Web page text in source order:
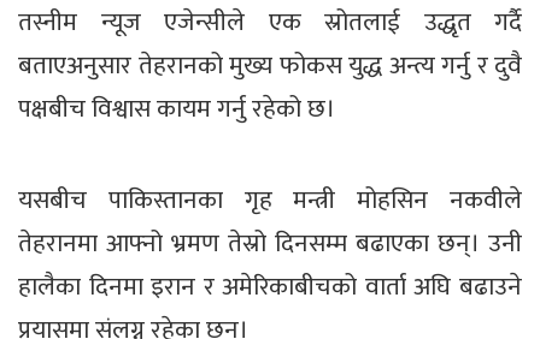
तस्नीम न्यूज एजेन्सीले एक स्रोतलाई उद्धृत गर्दै
बताएअनुसार तेहरानको मुख्य फोकस युद्ध अन्त्य गर्नु र दुवै
पक्षबीच विश्वास कायम गर्नु रहेको छ।
यसबीच पाकिस्तानका गृह मन्त्री मोहसिन नकवीले
तेहरानमा आफ्नो भ्रमण तेस्रो दिनसम्म बढाएका छन्। उनी
हालैका दिनमा इरान र अमेरिकाबीचको वार्ता अघि बढाउने
प्रयासमा संलग्न रहेका छन्।